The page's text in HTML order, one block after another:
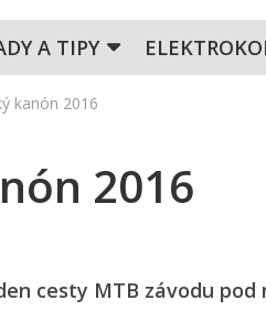
A TIPY
kanón 2016
2016
cesty MTB závodu pod